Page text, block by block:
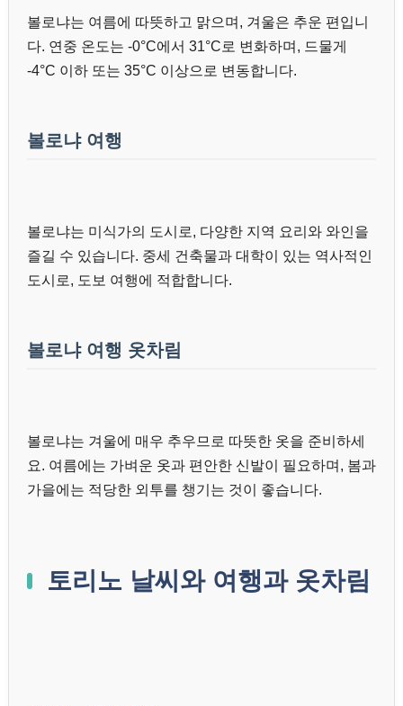
볼로냐는 여름에 따뜻하고 맑으며, 겨울은 추운 편입니
다. 연중 온도는 -0°C에서 31°C로 변화하며, 드물게
-4°C 이하 또는 35°C 이상으로 변동합니다.
볼로냐 여행
볼로냐는 미식가의 도시로, 다양한 지역 요리와 와인을
즐길 수 있습니다. 중세 건축물과 대학이 있는 역사적인
도시로, 도보 여행에 적합합니다.
볼로냐 여행 옷차림
볼로냐는 겨울에 매우 추우므로 따뜻한 옷을 준비하세
요. 여름에는 가벼운 옷과 편안한 신발이 필요하며, 봄과
가을에는 적당한 외투를 챙기는 것이 좋습니다.
토리노 날씨와 여행과 옷차림